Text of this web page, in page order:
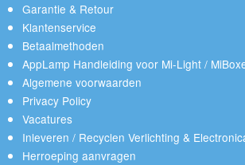
Garantie & Retour
Klantenservice
Betaalmethoden
AppLamp Handleiding voor Mi-Light /
Algemene voorwaarden
Privacy Policy
Vacatures
Inleveren / Recyclen Verlichting &
Herroeping aanvragen